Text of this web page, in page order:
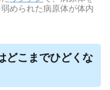
められた病原体が体内
どこまでひどくな